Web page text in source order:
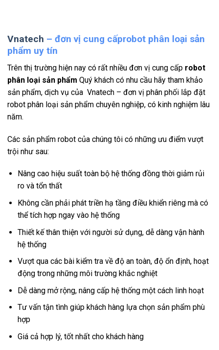
Vnatech – đơn vị cung cấprobot phân loại sản
phẩm uy tín
Trên thị trường hiện nay có rất nhiều đơn vị cung cấp robot
phân loại sản phẩm Quý khách có nhu cầu hãy tham khảo
sản phẩm, dịch vụ của Vnatech – đơn vị phân phối lắp đặt
robot phân loại sản phẩm chuyên nghiệp, có kinh nghiệm lâu
năm.
Các sản phẩm robot của chúng tôi có những ưu điểm vượt
trội như sau:
Nâng cao hiệu suất toàn bộ hệ thống đồng thời giảm rủi
ro và tổn thất
Không cần phải phát triền hạ tầng điều khiển riêng mà có
thể tích hợp ngay vào hệ thống
Thiết kế thân thiện với người sử dụng, dễ dàng vận hành
hệ thống
Vượt qua các bài kiểm tra về độ an toàn, độ ổn định, hoạt
động trong những môi trường khắc nghiệt
Dễ dàng mở rộng, nâng cấp hệ thống một cách linh hoạt
Tư vấn tận tình giúp khách hàng lựa chọn sản phẩm phù
hợp
Giá cả hợp lý, tốt nhất cho khách hàng